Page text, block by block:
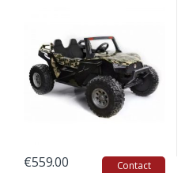
€559.00 Contact